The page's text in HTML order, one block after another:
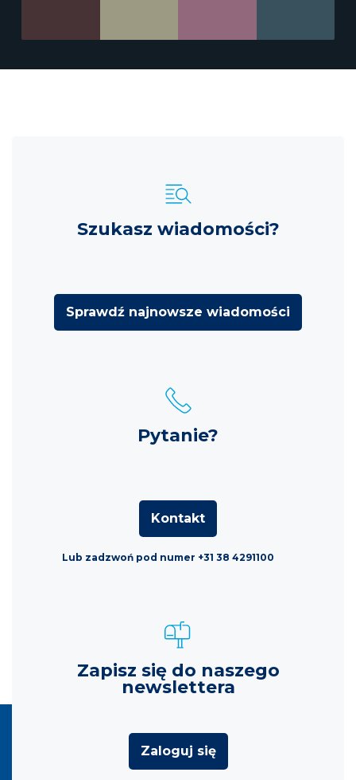
Szukasz wiadomości?
Sprawdź najnowsze wiadomości
Pytanie?
Kontakt
Lub zadzwoń pod numer +31 38 4291100
Zapisz się do naszego
newslettera
Zaloguj się